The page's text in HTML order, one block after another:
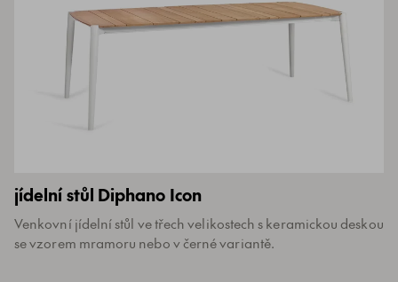
jídelní stůl Diphano Icon
Venkovní jídelní stůl ve třech velikostech s keramickou deskou
se vzorem mramoru nebo v černé variantě.